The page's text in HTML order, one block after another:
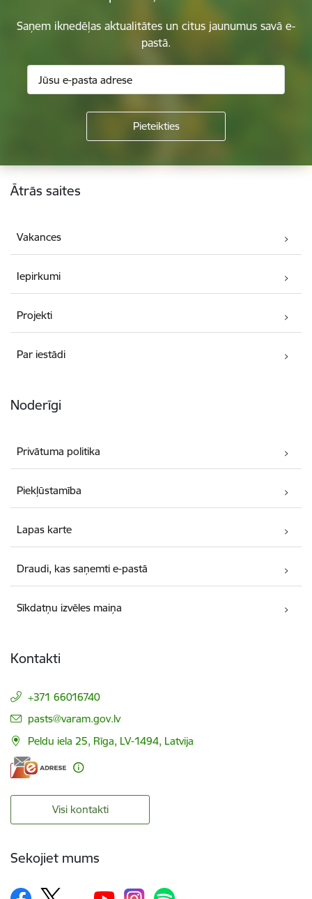
Saņem iknedēļas aktualitātes un citus jaunumus savā e-
pastā.
Kājene
Ātrās saites
Vakances
Iepirkumi
Projekti
Par iestādi
Noderīgi
Privātuma politika
Piekļūstamība
Lapas karte
Draudi, kas saņemti e-pastā
Sīkdatņu izvēles maiņa
Kontakti
+371 66016740
E-pasts:
pasts@varam.gov.lv
Peldu iela 25, Rīga, LV-1494, Latvija
Visi kontakti
Sekojiet mums